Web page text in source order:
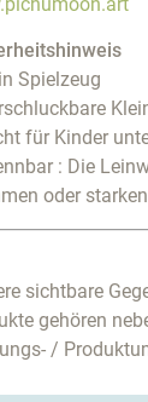
Spielzeug
für Kinder
: Die
oder
sichtbare
gehören
/